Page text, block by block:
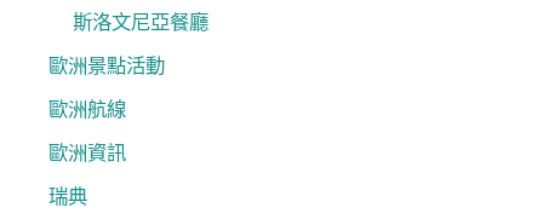
斯洛文尼亞餐廳
歐洲景點活動
歐洲航線
歐洲資訊
瑞典